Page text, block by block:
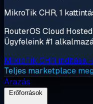
MikroTik CHR, 1
RouterOS Cloud
Ügyfeleink #1
MikroTik CHR indítása
Teljes marketplace
Árazás